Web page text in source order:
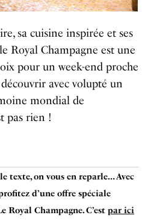
sa cuisine inspirée et ses
Royal Champagne est une
pour un week-end proche
découvrir avec volupté un
mondial de
pas rien !
texte, on vous en reparle… Avec
d’une offre spéciale
Champagne. C’est par ici